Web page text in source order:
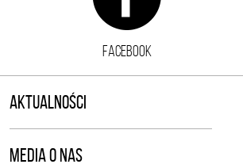
FACEBOOK
AKTUALNOŚCI
MEDIA O NAS